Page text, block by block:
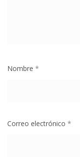
Nombre *
Correo electrónico *